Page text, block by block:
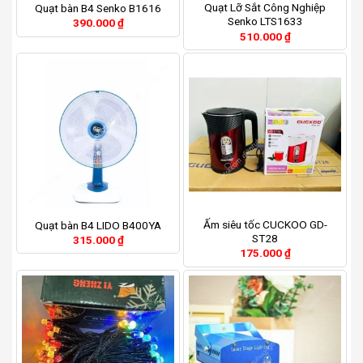
Quạt bàn B4 Senko B1616
390.000₫
Quạt Lỡ Sắt Công Nghiệp
Senko LTS1633
510.000₫
Quạt bàn B4 LIDO B400YA
315.000₫
Ấm siêu tốc CUCKOO GD-
ST28
175.000₫